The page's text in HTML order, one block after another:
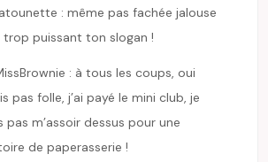
: même pas fachée jalouse
trop puissant ton slogan !
: à tous les coups, oui
pas folle, j’ai payé le mini club, je
pas m’assoir dessus pour une
de paperasserie !